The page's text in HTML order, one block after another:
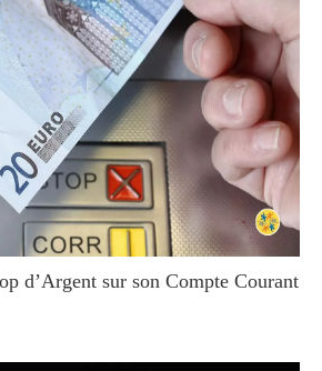
d’Argent sur son Compte Courant